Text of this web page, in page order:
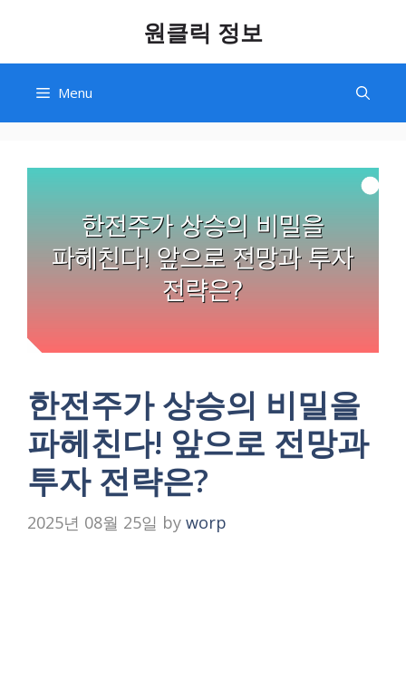
content
원클릭 정보
Menu
한전주가 상승의 비밀을
파헤친다! 앞으로 전망과
투자 전략은?
2025년 08월 25일 by worp